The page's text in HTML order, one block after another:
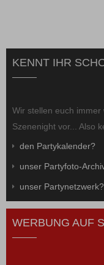
KENNT IHR
Wir stellen euch
Szenenight vor... Also
den Partykalender?
unser Partyfoto-
unser Partynetzwerk?
WERBUNG AUF